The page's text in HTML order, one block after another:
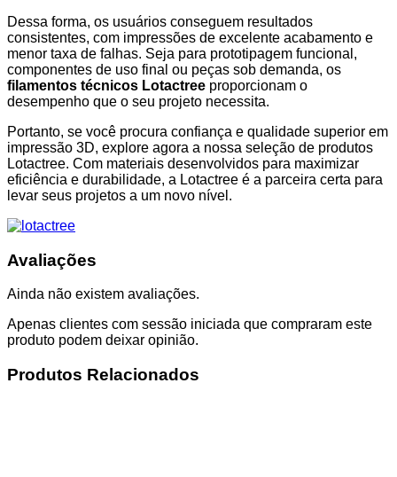
Dessa forma, os usuários conseguem resultados
consistentes, com impressões de excelente acabamento e
menor taxa de falhas. Seja para prototipagem funcional,
componentes de uso final ou peças sob demanda, os
filamentos técnicos Lotactree proporcionam o
desempenho que o seu projeto necessita.
Portanto, se você procura confiança e qualidade superior em
impressão 3D, explore agora a nossa seleção de produtos
Lotactree. Com materiais desenvolvidos para maximizar
eficiência e durabilidade, a Lotactree é a parceira certa para
levar seus projetos a um novo nível.
Avaliações
Ainda não existem avaliações.
Apenas clientes com sessão iniciada que compraram este
produto podem deixar opinião.
Produtos Relacionados